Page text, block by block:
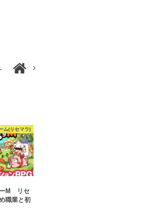
ム(リセマラ)
ーM リセ
職業と初